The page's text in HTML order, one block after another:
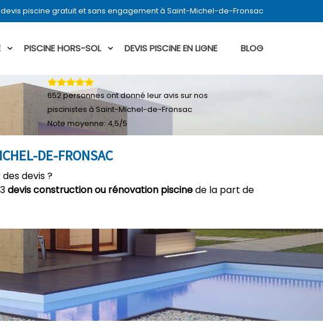
piscine gratuit et sans engagement à Saint-Michel-de-Fronsac
PISCINE HORS-SOL DEVIS PISCINE EN LIGNE BLOG
DE-FRONSAC
devis ?
devis construction ou rénovation piscinede la part de
652personnes ont donné leuravis sur nos
piscinistes à Saint-Michel-de-Fronsac
Note moyenne:4,5/5